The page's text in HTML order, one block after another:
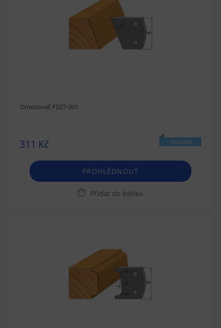
Omezovač F027-001
311 Kč SKLADEM
PROHLÉDNOUT
Přidat do košíku